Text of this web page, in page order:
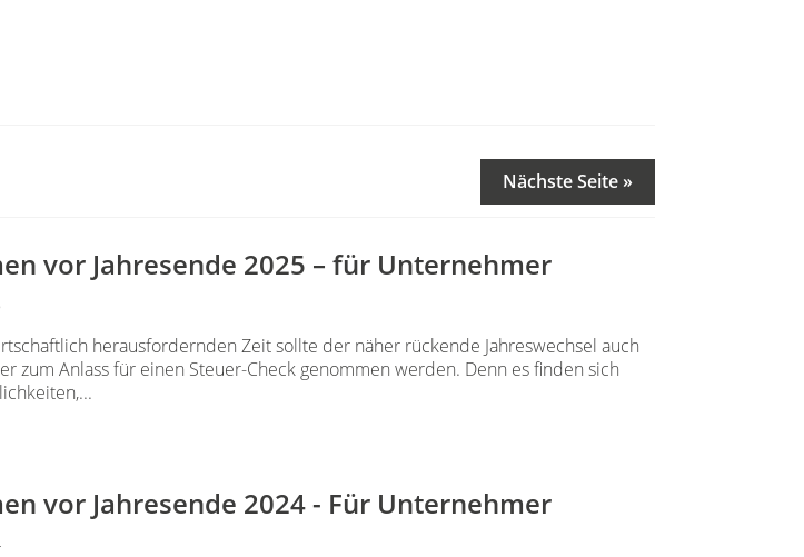
Nächste Seite »
vor Jahresende 2025 – für Unternehmer
herausfordernden Zeit sollte der näher rückende Jahreswechsel auch
zum Anlass für einen Steuer-Check genommen werden. Denn es finden sich
vor Jahresende 2024 - Für Unternehmer